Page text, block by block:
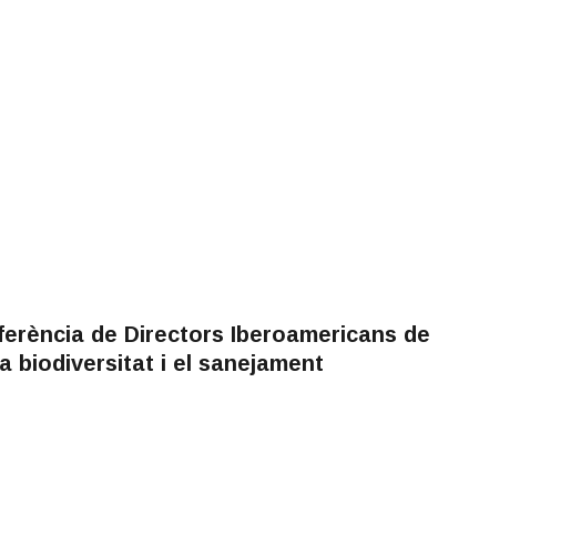
de Directors Iberoamericans de
biodiversitat i el sanejament